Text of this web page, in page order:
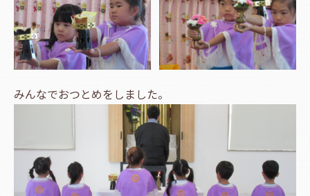
みんなでおつとめをしました。